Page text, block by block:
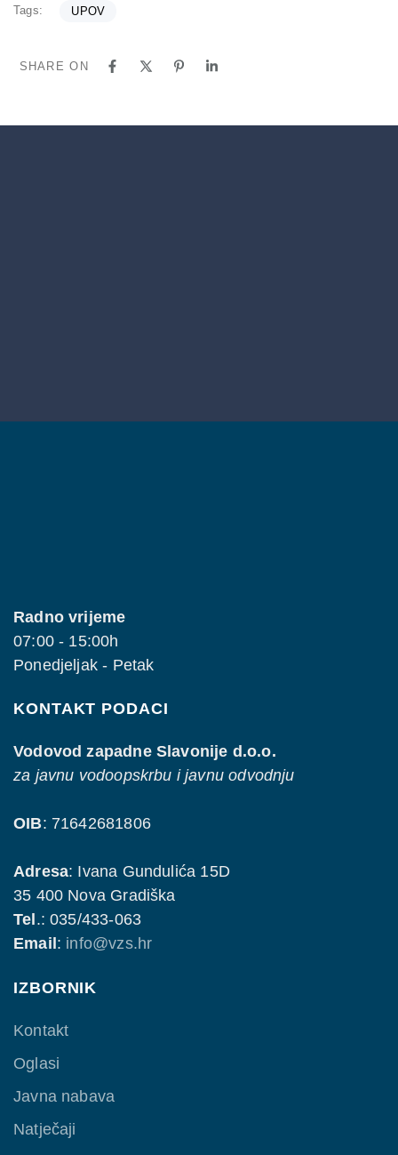
Tags: UPOV
SHARE ON
Radno vrijeme
07:00 - 15:00h
Ponedjeljak - Petak
KONTAKT PODACI
Vodovod zapadne Slavonije d.o.o.
za javnu vodoopskrbu i javnu odvodnju
OIB: 71642681806
Adresa: Ivana Gundulića 15D
35 400 Nova Gradiška
Tel .: 035/433-063
Email : info@vzs.hr
IZBORNIK
Kontakt
Oglasi
Javna nabava
Natječaji